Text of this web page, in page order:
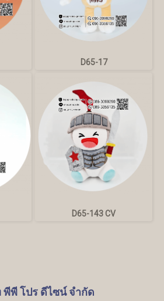
D65-17
D65-143 CV
พีพี โปร ดีไซน์ จำกัด